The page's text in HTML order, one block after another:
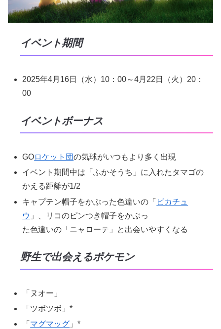
イベント期間
2025年4月16日（水）10：00～4月22日（火）20：
00
イベントボーナス
GOロケット団の気球がいつもより多く出現
イベント期間中は「ふかそうち」に入れたタマゴの
かえる距離が1/2
キャプテン帽子をかぶった色違いの「 ピカチュ
ウ 」、リコのピンつき帽子をかぶっ
た色違いの「ニャローテ」と出会いやすくなる
野生で出会えるポケモン
「ヌオー」
「ツボツボ」*
「 マグマッグ 」*